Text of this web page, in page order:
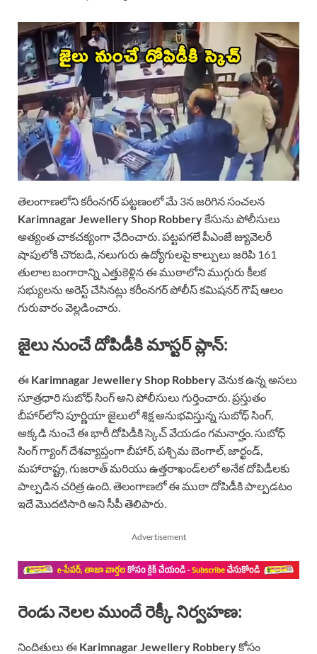
తెలంగాణలోని కరీంనగర్ పట్టణంలో మే 3న జరిగిన సంచలన
Karimnagar Jewellery Shop Robberyకేసును పోలీసులు
అత్యంత చాకచక్యంగా ఛేదించారు. పట్టపగలే పీఎంజే జ్యువెలరీ
షాపులోకి చొరబడి, నలుగురు ఉద్యోగులపై కాల్పులు జరిపి 161
తులాల బంగారాన్ని ఎత్తుకెళ్లిన ఈ ముఠాలోని ముగ్గురు కీలక
సభ్యులను అరెస్ట్ చేసినట్లు కరీంనగర్ పోలీస్ కమిషనర్ గౌష్ ఆలం
గురువారం వెల్లడించారు.
జైలు నుంచే దోపిడీకి మాస్టర్ ప్లాన్:
ఈ Karimnagar Jewellery Shop Robberyవెనుక ఉన్న అసలు
సూత్రధారి సుబోధ్ సింగ్ అని పోలీసులు గుర్తించారు. ప్రస్తుతం
బీహార్‌లోని పూర్ణియా జైలులో శిక్ష అనుభవిస్తున్న సుబోధ్ సింగ్,
అక్కడి నుంచే ఈ భారీ దోపిడీకి స్కెచ్ వేయడం గమనార్హం. సుబోధ్
సింగ్ గ్యాంగ్ దేశవ్యాప్తంగా బీహార్, పశ్చిమ బెంగాల్, జార్ఖండ్,
మహారాష్ట్ర, గుజరాత్ మరియు ఉత్తరాఖండ్‌లలో అనేక దోపిడీలకు
పాల్పడిన చరిత్ర ఉంది. తెలంగాణలో ఈ ముఠా దోపిడీకి పాల్పడటం
ఇదే మొదటిసారి అని సీపీ తెలిపారు.
Advertisement
రెండు నెలల ముందే రెక్కీ నిర్వహణ:
నిందితులు ఈ Karimnagar Jewellery Robberyకోసం